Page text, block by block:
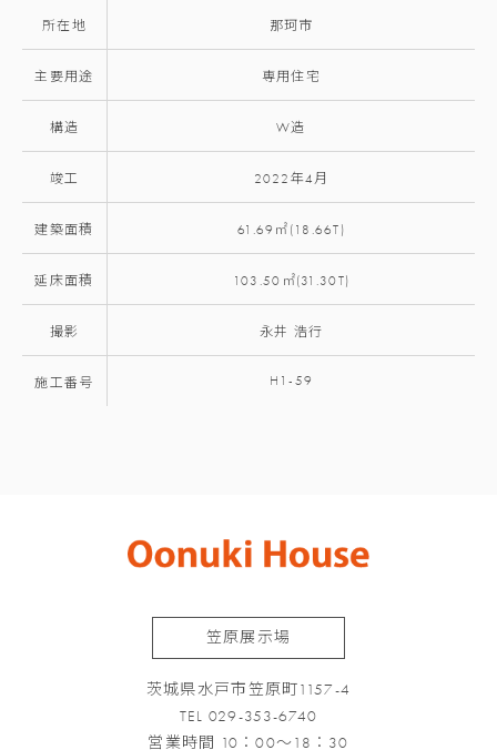
所在地 那珂市
主要用途 専用住宅
構造 W造
竣工 2022年4月
建築面積 61.69㎡(18.66T)
延床面積 103.50㎡(31.30T)
撮影 永井 浩行
施工番号 H1-59
笠原展示場
茨城県水戸市笠原町1157-4
TEL 029-353-6740
営業時間 10：00～18：30